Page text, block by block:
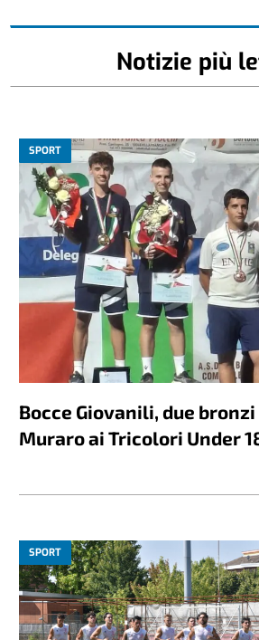
Notizie più
SPORT
Bocce Giovanili, due
Muraro ai Tricolori Under
SPORT